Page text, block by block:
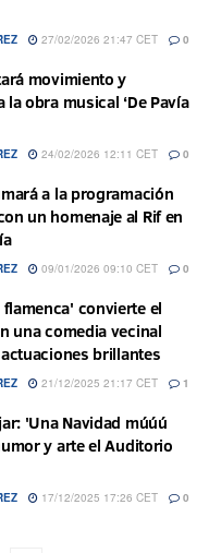
27/02/2026 21:47 CET 0
movimiento y
obra musical ‘De Pavía
24/02/2026 12:11 CET 0
a la programación
un homenaje al Rif en
09/01/2026 09:10 CET 0
convierte el
una comedia vecinal
brillantes
21/12/2025 21:17 CET 1
'Una Navidad múúú
y arte el Auditorio
17/12/2025 17:26 CET 0